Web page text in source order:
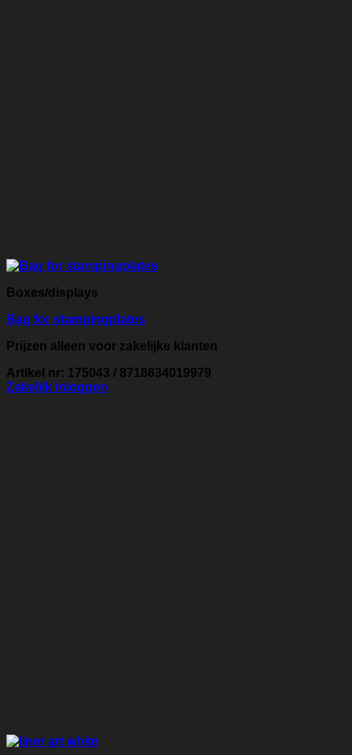
Boxes/displays
Bag for stampingplates
Prijzen alleen voor zakelijke klanten
Artikel nr: 175043 / 8718634019979
Zakelijk inloggen